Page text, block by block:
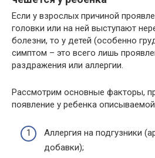
Если у взрослых причиной
головки или на ней выступают
болезни, то у детей (особенно
симптом – это всего лишь
раздражения или аллергии.
Рассмотрим основные факторы,
появление у ребенка
Аллергия на подгузники
добавки);